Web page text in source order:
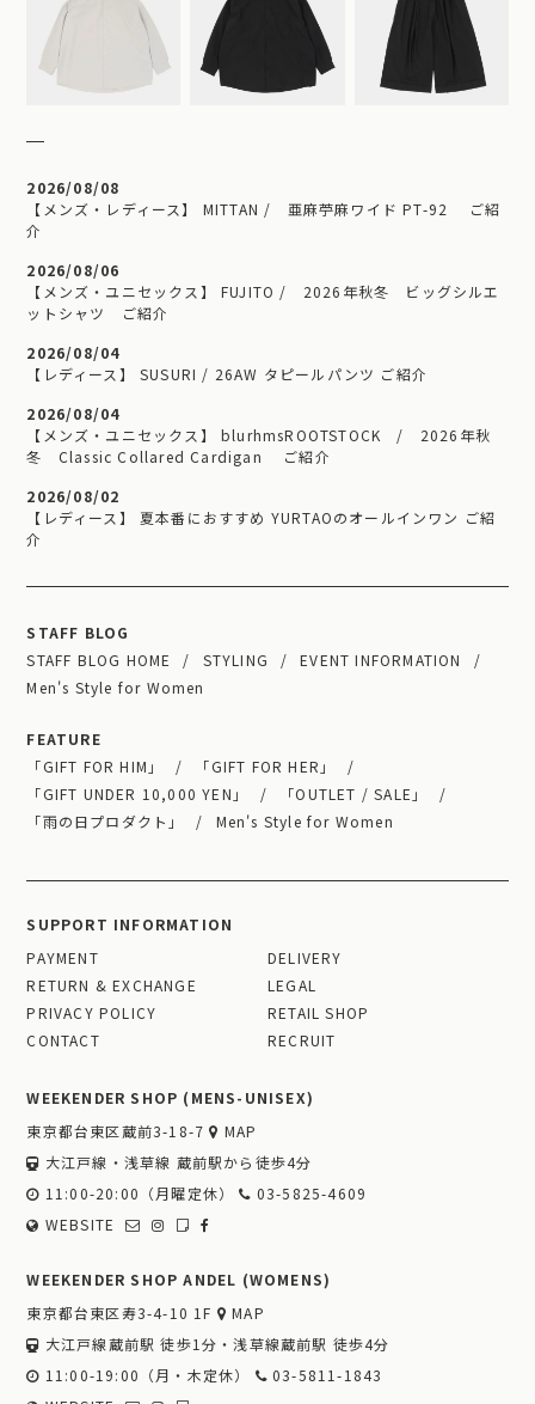
2026/08/08
【メンズ・レディース】 MITTAN / 亜麻苧麻ワイド PT-92 ご紹
介
2026/08/06
【メンズ・ユニセックス】 FUJITO / 2026年秋冬 ビッグシルエ
ットシャツ ご紹介
2026/08/04
【レディース】 SUSURI / 26AW タピールパンツ ご紹介
2026/08/04
【メンズ・ユニセックス】 blurhmsROOTSTOCK / 2026年秋
冬 Classic Collared Cardigan ご紹介
2026/08/02
【レディース】 夏本番におすすめ YURTAOのオールインワン ご紹
介
STAFF BLOG
STAFF BLOG HOME
STYLING
EVENT INFORMATION
Men's Style for Women
FEATURE
「GIFT FOR HIM」
「GIFT FOR HER」
「GIFT UNDER 10,000 YEN」
「OUTLET / SALE」
「雨の日プロダクト」
Men's Style for Women
SUPPORT INFORMATION
PAYMENT
DELIVERY
RETURN & EXCHANGE
LEGAL
PRIVACY POLICY
RETAIL SHOP
CONTACT
RECRUIT
WEEKENDER SHOP (MENS-UNISEX)
東京都台東区蔵前3-18-7
MAP
大江戸線・浅草線 蔵前駅から徒歩4分
11:00-20:00（月曜定休）
03-5825-4609
WEBSITE
WEEKENDER SHOP ANDEL (WOMENS)
東京都台東区寿3-4-10 1F
MAP
大江戸線蔵前駅 徒歩1分・浅草線蔵前駅 徒歩4分
11:00-19:00（月・木定休）
03-5811-1843